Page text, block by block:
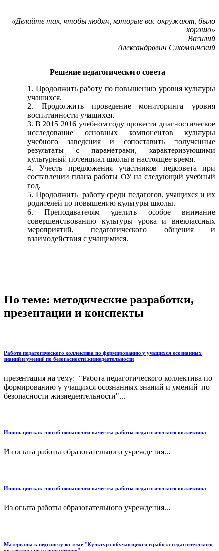
«Делайте так, чтобы людям, которые вас окружают, было
хорошо»
Василий
Александрович Сухомлинский
Решение педагогического совета
Продолжить работу по повышению уровня культуры
учащихся.
Продолжить проведение мониторинга уровня
воспитанности учащихся.
В 2015-2016 учебном году провести диагностическое
исследование основных компонентов культуры
учебного заведения и сопоставить полученные
результаты с параметрами, характеризующими
культурный потенциал школы в настоящее время.
Учесть предложения участников педсовета при
составлении плана работы ОУ на следующий учебный
год.
Продолжить работу среди педагогов, учащихся и их
родителей по повышению культуры школы.
Преподавателям уделить особое внимание
совершенствованию культуры урока и внеклассных
мероприятий, педагогического общения и
взаимодействия с учащимися.
По теме: методические разработки,
презентации и конспекты
Работа педагогического коллектива по формированию у учащихся осознанных
знаний и умений по безопасности жизнедеятельности
презентация на тему: "Работа педагогического коллектива по
формированию у учащихся осознанных знаний и умений по
безопасности жизнедеятельности"...
Инновации как способ повышения качества работы педагогического коллектива
Из опыта работы образовательного учреждения...
Инновации как способ повышения качества работы педагогического коллектива
Из опыта работы образовательного учреждения...
Материалы к педсовету по теме "Культура обучающихся и работа педагогического